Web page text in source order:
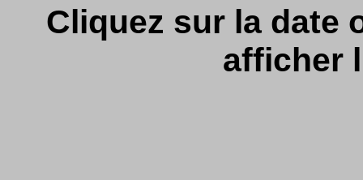
Cliquez sur la date
afficher